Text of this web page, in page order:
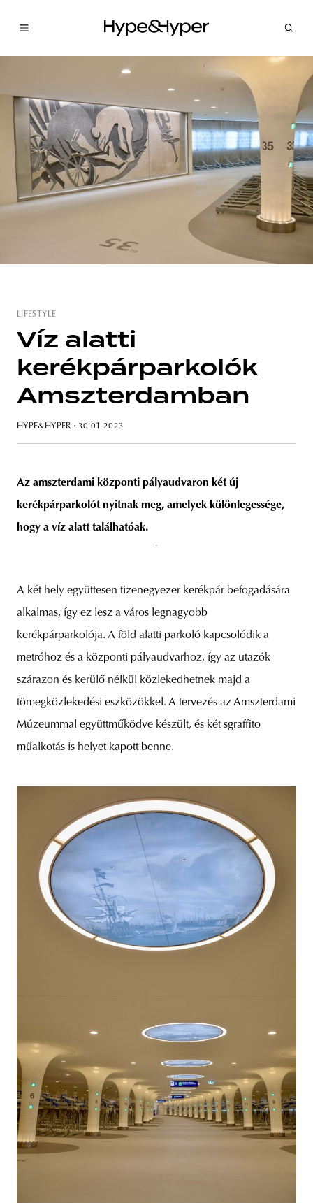
budapest poland branding
LIFESTYLE
Víz alatti
kerékpárparkolók
Amszterdamban
HYPE&HYPER · 30 01 2023
Az amszterdami központi pályaudvaron két új
kerékpárparkolót nyitnak meg, amelyek különlegessége,
hogy a víz alatt találhatóak.
A két hely együttesen tizenegyezer kerékpár befogadására
alkalmas, így ez lesz a város legnagyobb
kerékpárparkolója. A föld alatti parkoló kapcsolódik a
metróhoz és a központi pályaudvarhoz, így az utazók
szárazon és kerülő nélkül közlekedhetnek majd a
tömegközlekedési eszközökkel. A tervezés az Amszterdami
Múzeummal együttműködve készült, és két sgraffito
műalkotás is helyet kapott benne.